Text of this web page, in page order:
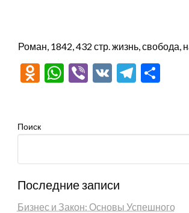
Роман, 1842, 432 стр. жизнь, свобода,
Odnoklassniki
WhatsApp
Viber
VK
Поиск
Последние записи
Бизнес и Закон: Основы Успешного